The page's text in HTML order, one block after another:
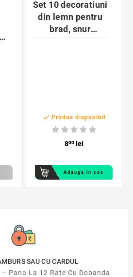
Set 10 decoratiuni
din lemn pentru
brad, snur
 Produs disponibil
800lei
Adauga in cos
SAU CU CARDUL
Pana La 12 Rate Cu Dobanda